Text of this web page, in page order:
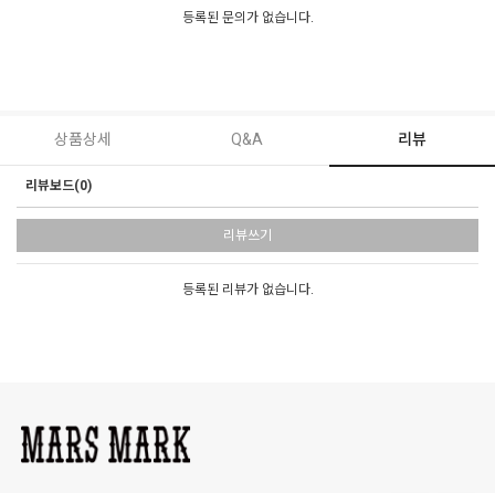
등록된 문의가 없습니다.
상품상세 Q&A 리뷰
리뷰보드(0)
리뷰쓰기
등록된 리뷰가 없습니다.